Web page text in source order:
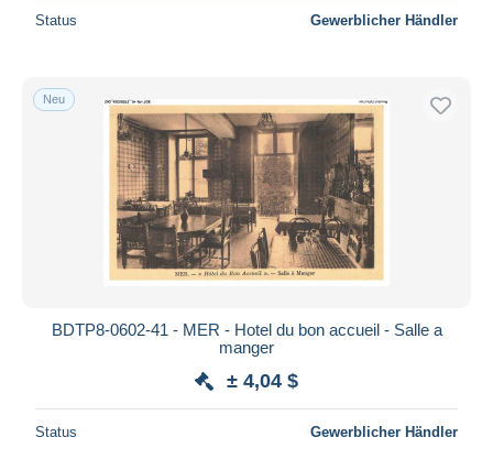
Status Gewerblicher Händler
Neu
BDTP8-0602-41 - MER - Hotel du bon accueil - Salle a
manger
± 4,04 $
Status Gewerblicher Händler